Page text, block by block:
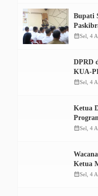
Bupati
calendar_monthSel, 4
DPRD
KUA-
APBD
calendar_monthSel, 4
Ketua
calendar_monthSel, 4
Ketua
calendar_monthSel, 4